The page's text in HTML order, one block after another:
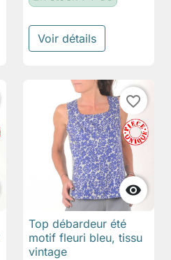
Voir détails

favorite_border
Top débardeur été
motif fleuri bleu, tissu
vintage